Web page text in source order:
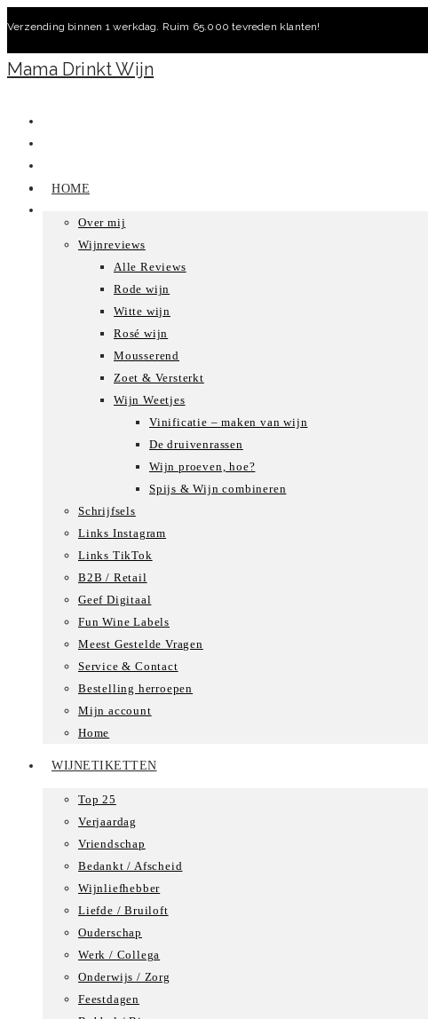
inhoud
Verzending binnen 1 werkdag. Ruim 65.000 tevreden klanten!
Mama Drinkt Wijn
HOME
Over mij
Wijnreviews
Alle Reviews
Rode wijn
Witte wijn
Rosé wijn
Mousserend
Zoet & Versterkt
Wijn Weetjes
Vinificatie – maken van wijn
De druivenrassen
Wijn proeven, hoe?
Spijs & Wijn combineren
Schrijfsels
Links Instagram
Links TikTok
B2B / Retail
Geef Digitaal
Fun Wine Labels
Meest Gestelde Vragen
Service & Contact
Bestelling herroepen
Mijn account
Home
WIJNETIKETTEN
Top 25
Verjaardag
Vriendschap
Bedankt / Afscheid
Wijnliefhebber
Liefde / Bruiloft
Ouderschap
Werk / Collega
Onderwijs / Zorg
Feestdagen